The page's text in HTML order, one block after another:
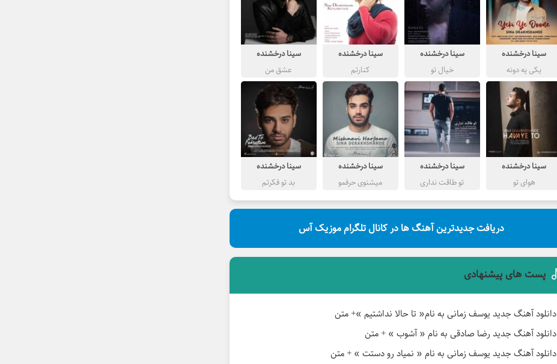
سینا درخشنده
یکی یه دونه
سینا درخشنده
خیال تو
سینا درخشنده
کنارتم
سینا درخشنده
عشق من
سینا درخشنده
هوای تو
سینا درخشنده
تو طاقت نداری
سینا درخشنده
میشنوی حرفمو
سینا درخشنده
بد تو فکرتم
دریافت جدیدترین آهنگ ها در کانال تلگرام موزیک آس
پست های پیشنهادی
دانلود آهنگ جدید یوسف زمانی به نام« تا حالا نداشتیم »+ متن
دانلود آهنگ جدید رضا صادقی به نام « آشوب » + متن
دانلود آهنگ جدید یوسف زمانی به نام « نمیاد رو دستت » + متن